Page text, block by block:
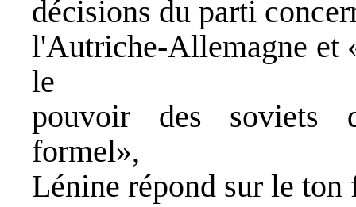
décisions du parti
l'Autriche-Allemagne et
le
pouvoir des soviets
formel»,
Lénine répond sur le